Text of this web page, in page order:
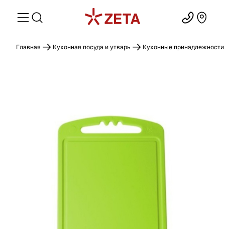
Главная Кухонная посуда и утварь Кухонные принадлежности